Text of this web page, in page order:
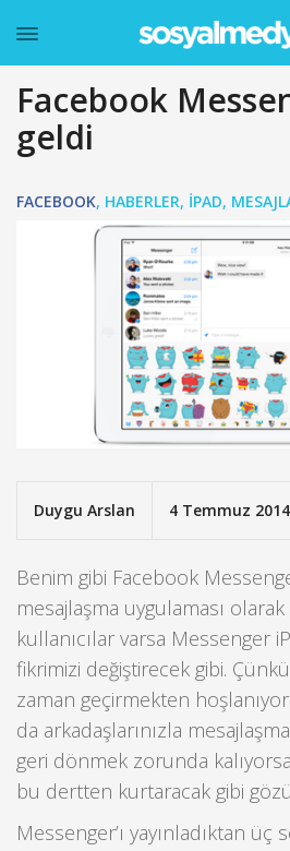
Facebook
geldi
FACEBOOK, HABERLER, IPAD,
Duygu Arslan 4 Temmuz 2014
Benim gibi Facebook
mesajlaşma uygulaması
kullanıcılar varsa Messenger
fikrimizi değiştirecek gibi.
zaman geçirmekten
da arkadaşlarınızla
geri dönmek zorunda
bu dertten kurtaracak gibi
Messenger’ı yayınladıktan üç